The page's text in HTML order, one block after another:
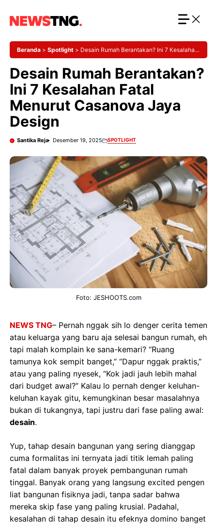
Beranda > Spotlight > Desain Rumah Berantakan? Ini 7 Kesalahan
Desain Rumah Berantakan?
Ini 7 Kesalahan Fatal
Menurut Casanova Jaya
Design
Santika Reja Desember 19, 2025 SPOTLIGHT
Foto: JESHOOTS.com
NEWS TNG– Pernah nggak sih lo denger cerita temen
atau keluarga yang baru aja selesai bangun rumah, eh
tapi malah komplain ke sana-kemari? “Ruang
tamunya kok sempit banget,” “Dapur nggak praktis,”
atau yang paling nyesek, “Kok jadi jauh lebih mahal
dari budget awal?” Kalau lo pernah denger keluhan-
keluhan kayak gitu, kemungkinan besar masalahnya
bukan di tukangnya, tapi justru dari fase paling awal:
desain.
Yup, tahap desain bangunan yang sering dianggap
cuma formalitas ini ternyata jadi titik lemah paling
fatal dalam banyak proyek pembangunan rumah
tinggal. Banyak orang yang langsung excited pengen
liat bangunan fisiknya jadi, tanpa sadar bahwa
mereka skip fase yang paling krusial. Padahal,
kesalahan di tahap desain itu efeknya domino banget